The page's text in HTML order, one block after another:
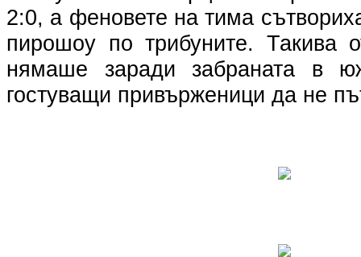
2:0, а феновете на тима
пирошоу по трибуните. Такива
нямаше заради забраната в
гостуващи привърженици да не